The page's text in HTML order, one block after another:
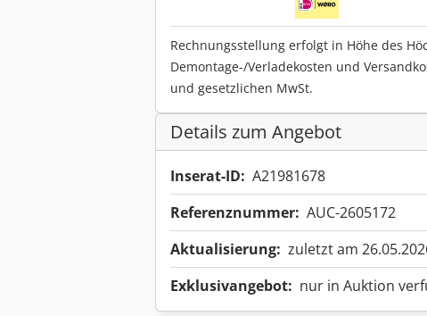
Rechnungsstellung erfolgt in Höhe des
Demontage-/Verladekosten und
und gesetzlichen MwSt.
Details zum Angebot
Inserat-ID: A21981678
Referenznummer: AUC-2605172
Aktualisierung: zuletzt am
Exklusivangebot: nur in Auktion